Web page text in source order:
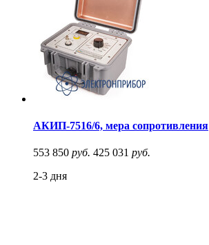
АКИП-7516/6, мера сопротивления
553 850 руб. 425 031 руб.
2-3 дня